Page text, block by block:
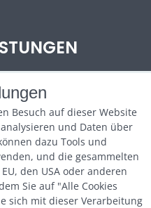
Besuch auf dieser Website
und Daten über
dazu Tools und
und die gesammelten
den USA oder anderen
Sie auf "Alle Cookies
sich mit dieser Verarbeitung